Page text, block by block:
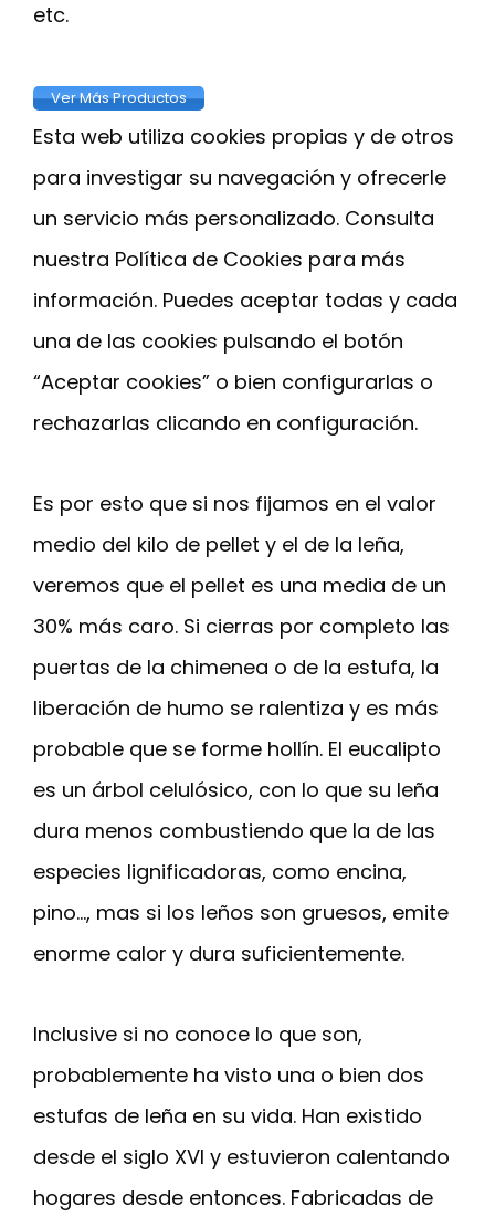
etc.
Ver Más Productos
Esta web utiliza cookies propias y de otros
para investigar su navegación y ofrecerle
un servicio más personalizado. Consulta
nuestra Política de Cookies para más
información. Puedes aceptar todas y cada
una de las cookies pulsando el botón
“Aceptar cookies” o bien configurarlas o
rechazarlas clicando en configuración.
Es por esto que si nos fijamos en el valor
medio del kilo de pellet y el de la leña,
veremos que el pellet es una media de un
30% más caro. Si cierras por completo las
puertas de la chimenea o de la estufa, la
liberación de humo se ralentiza y es más
probable que se forme hollín. El eucalipto
es un árbol celulósico, con lo que su leña
dura menos combustiendo que la de las
especies lignificadoras, como encina,
pino…, mas si los leños son gruesos, emite
enorme calor y dura suficientemente.
Inclusive si no conoce lo que son,
probablemente ha visto una o bien dos
estufas de leña en su vida. Han existido
desde el siglo XVI y estuvieron calentando
hogares desde entonces. Fabricadas de